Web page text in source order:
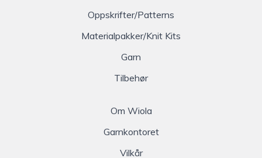
Oppskrifter/Patterns
Materialpakker/Knit Kits
Garn
Tilbehør
Om Wiola
Garnkontoret
Vilkår